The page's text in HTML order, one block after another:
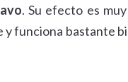
. Su efecto es
funciona bastante